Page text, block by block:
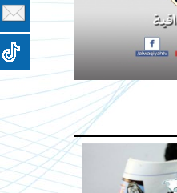
والأرض المباركة